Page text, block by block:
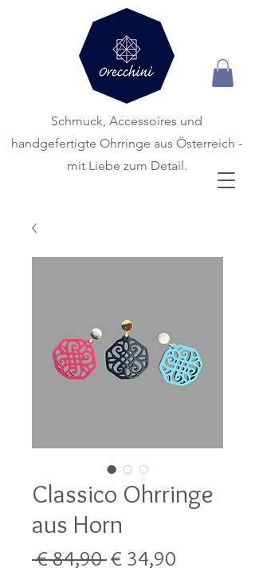
Schmuck, Accessoires und
handgefertigte Ohrringe aus Österreich -
mit Liebe zum Detail.
Classico Ohrringe
aus Horn
€ 84,90 Standardpreis
€ 34,90